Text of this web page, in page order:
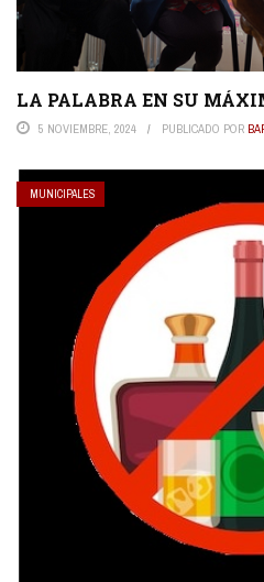
LA PALABRA EN SU
5 NOVIEMBRE, 2024 PUBLICADO POR
MUNICIPALES